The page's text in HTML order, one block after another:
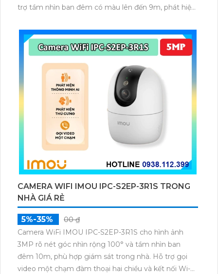
trợ tầm nhìn ban đêm có màu lên đến 9m, phát hiện
dữ liệu qua thẻ microSD lên đến 512GB.
CAMERA WIFI IMOU IPC-S2EP-3R1S TRONG
NHÀ GIÁ RẺ
5%-35%
00 ₫
Camera WiFi IMOU IPC-S2EP-3R1S cho hình ảnh
3MP rõ nét góc nhìn rộng 100° và tầm nhìn ban
đêm 10m, phù hợp giám sát trong nhà. Hỗ trợ gọi
video một chạm đàm thoại hai chiều và kết nối Wi-Fi